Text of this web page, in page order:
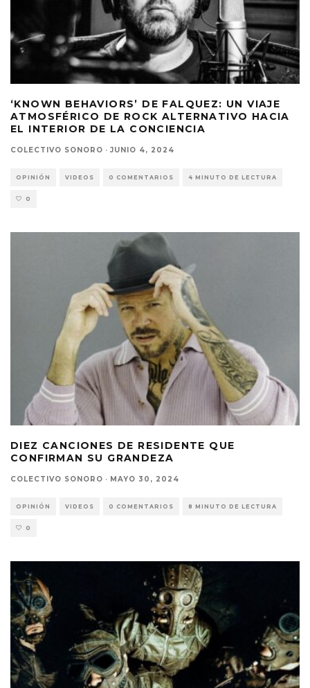
‘KNOWN BEHAVIORS’ DE FALQUEZ: UN VIAJE
ATMOSFÉRICO DE ROCK ALTERNATIVO HACIA
EL INTERIOR DE LA CONCIENCIA
COLECTIVO SONORO · JUNIO 4, 2024
OPINIÓN VIDEOS 0 COMENTARIOS 4 MINUTO DE LECTURA
0
DIEZ CANCIONES DE RESIDENTE QUE
CONFIRMAN SU GRANDEZA
COLECTIVO SONORO · MAYO 30, 2024
OPINIÓN VIDEOS 0 COMENTARIOS 8 MINUTO DE LECTURA
0